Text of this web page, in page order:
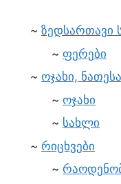
ზედსართავი
ფერები
ოჯახი,
ოჯახი
სახლი
რიცხვები